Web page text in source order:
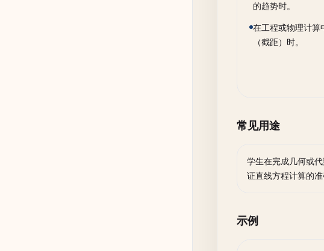
的趋势时。
在工程或物理计算
（截距）时。
常见用途
学生在完成几何或
证直线方程计算的准
示例